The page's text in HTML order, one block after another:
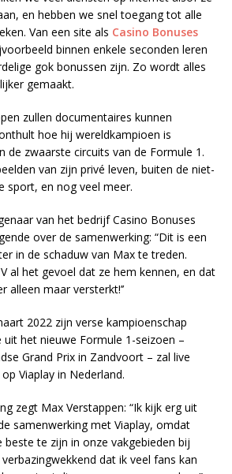
en hebben we snel toegang tot alle
Van een site als Casino Bonuses
binnen enkele seconden leren
gok bonussen zijn. Zo wordt alles
gemaakt.
zullen documentaires kunnen
hoe hij wereldkampioen is
de zwaarste circuits van de Formule 1.
van zijn privé leven, buiten de niet-
sport, en nog veel meer.
van het bedrijf Casino Bonuses
over de samenwerking: “Dit is een
in de schaduw van Max te treden.
al het gevoel dat ze hem kennen, en dat
maar versterkt!’’
2022 zijn verse kampioenschap
uit het nieuwe Formule 1-seizoen –
Grand Prix in Zandvoort – zal live
Viaplay in Nederland.
zegt Max Verstappen: “Ik kijk erg uit
samenwerking met Viaplay, omdat
te zijn in onze vakgebieden bij
dat ik veel fans kan